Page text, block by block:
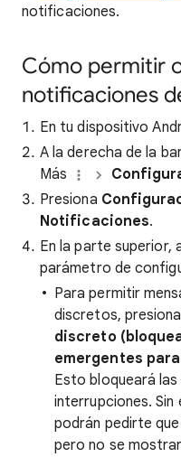
notificaciones.
Cómo permitir
notificaciones
En tu dispositivo
A la derecha de la
Más
Presiona
Notificaciones.
En la parte superior,
parámetro de
Para permitir
discretos, presiona
discreto
emergentes
Esto bloqueará
interrupciones.
podrán pedirte
pero no se